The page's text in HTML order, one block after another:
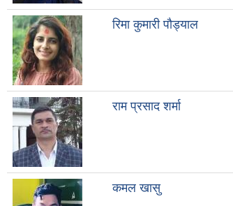
रिमा कुमारी पौड्याल
राम प्रसाद शर्मा
कमल खासु